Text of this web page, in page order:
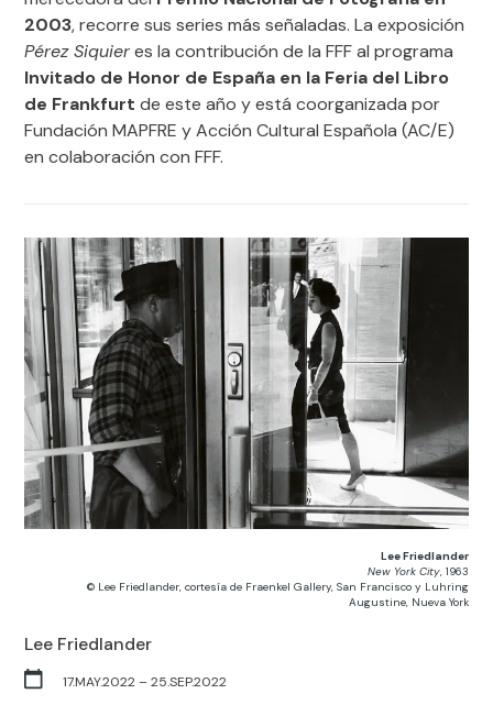
2003, recorre sus series más señaladas. La exposición
Pérez Siquieres la contribución de la FFF al programa
Invitado de Honor de España en la Feria del Libro
de Frankfurt de este año y está coorganizada por
Fundación MAPFRE y Acción Cultural Española (AC/E)
en colaboración con FFF.
Lee Friedlander
New York City, 1963
© Lee Friedlander, cortesía de Fraenkel Gallery, San Francisco y Luhring
Augustine, Nueva York
Lee Friedlander
17.MAY.2022 –25.SEP.2022